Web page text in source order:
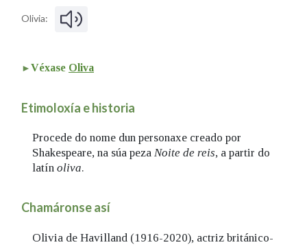
Olivia:
Véxase Oliva
Etimoloxía e historia
Procede do nome dun personaxe creado por
Shakespeare, na súa peza Noite de reis, a partir do
latín oliva.
Chamáronse así
Olivia de Havilland (1916-2020), actriz británico-